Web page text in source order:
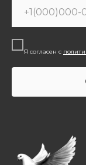
Я согласен с